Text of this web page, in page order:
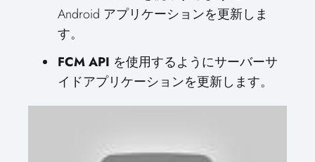
Android アプリケーションを更新しま
す。
FCM API を使用するようにサーバーサ
イドアプリケーションを更新します。